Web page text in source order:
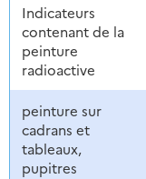
Indicateurs
contenant de la
peinture
radioactive
peinture sur
cadrans et
tableaux,
pupitres